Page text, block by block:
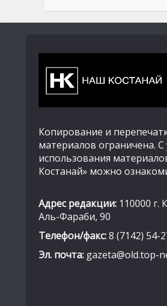
Копирование и
материалов ограничена. С
использования
Костанай» можно
Адрес редакции: 110000 г.
Аль-Фараби, 90
Телефон/факс:8 (7142) 54-
Эл. почта: gazeta@old.top-